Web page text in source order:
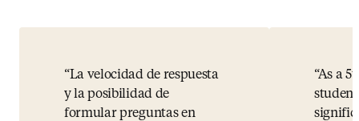
La velocidad de respuesta
y la posibilidad de
formular preguntas en
As a